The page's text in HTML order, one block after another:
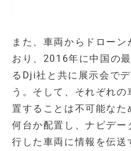
また、車両からドロー
おり、2016年に中国の
るDji社と共に展示会で
う。そして、それぞれ
置することは不可能なた
何台か配置し、ナビデー
行した車両に情報を伝送